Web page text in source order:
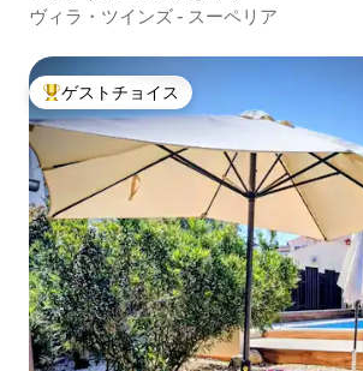
ヴィラ・ツインズ - スーペリア
大好評のゲストチョイスです。
ゲストチョイス